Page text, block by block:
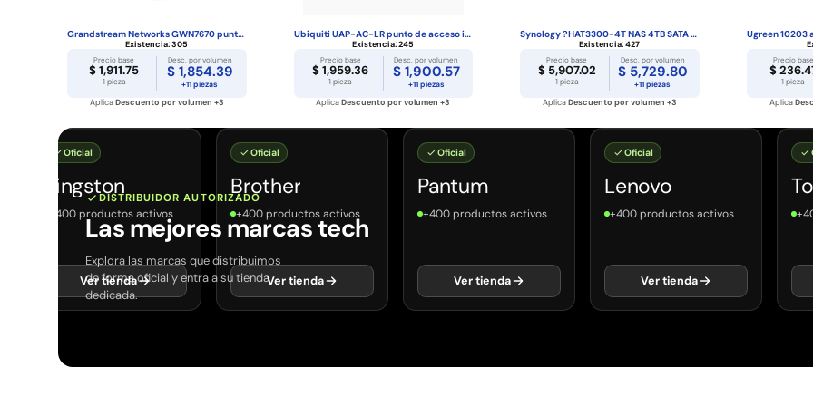
Grandstream Networks GWN7670 punto de acceso in...
Existencia:305
Precio base
$ 1,911.75
1 pieza
Desc. por volumen
$ 1,854.39
+11 piezas
AplicaDescuento por volumen +3
Ubiquiti UAP-AC-LR punto de acceso inalámbrico ...
Existencia:245
Precio base
$ 1,959.36
1 pieza
Desc. por volumen
$ 1,900.57
+11 piezas
AplicaDescuento por volumen +3
Synology ?HAT3300-4T NAS 4TB SATA 3.5 HDD disco...
Existencia:427
Precio base
$ 5,907.02
1 pieza
Desc. por volumen
$ 5,729.80
+11 piezas
AplicaDescuento por volumen +3
Precio base
$
1 pieza
Aplica
DISTRIBUIDOR AUTORIZADO
Las mejores marcas tech
Explora las marcas que distribuimos
de forma oficial y entra a su tienda
dedicada.
Oficial
Kingston
+400 productos activos
Ver tienda
Oficial
Brother
+400 productos activos
Ver tienda
Oficial
Pantum
+400 productos activos
Ver tienda
Oficial
Lenovo
+400 productos activos
Ver tienda
+400